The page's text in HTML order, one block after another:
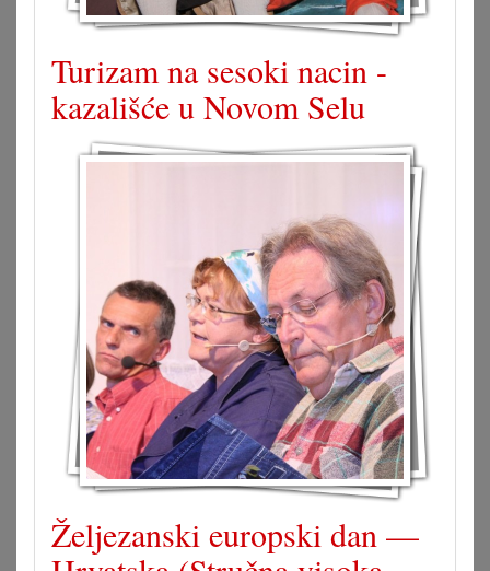
Turizam na sesoki nacin -
kazališće u Novom Selu
Željezanski europski dan —